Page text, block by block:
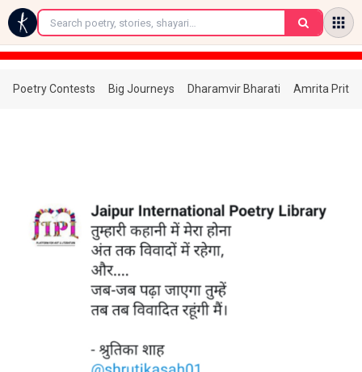
←
Poetry Contests Big Journeys Dharamvir Bharati Amrita